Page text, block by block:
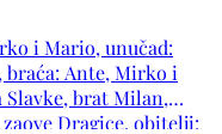
i Mario, unučad:
Ante, Mirko i
brat Milan,
Dragice, obitelji: